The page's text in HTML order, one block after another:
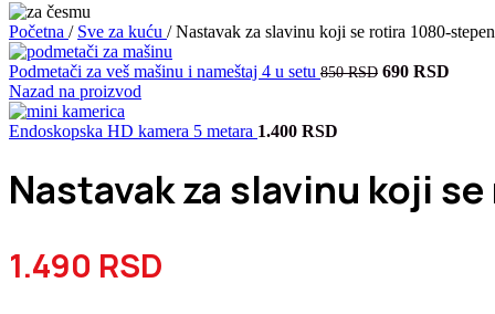
Početna / Sve za kuću / Nastavak za slavinu koji se rotira 1080-
Podmetači za veš mašinu i nameštaj 4 u setu 850RSD Originalna
690 RSD
Nazad na proizvod
Endoskopska HD kamera 5 metara 1.400 RSD
Nastavak za slavinu koji
1.490 RSD